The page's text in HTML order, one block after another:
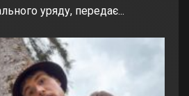
уряду, передає...